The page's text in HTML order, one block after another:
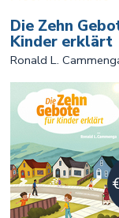
Softcover, 56
Formaat: 11,2 X 15,7
ISBN: 978-3-948475-
Die Zehn
Kinder erklärt
Ronald L.